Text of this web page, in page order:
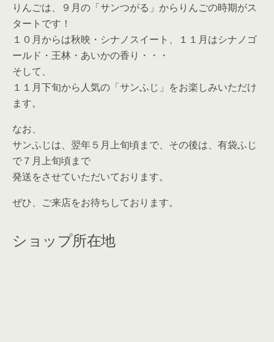
りんごは、９月の「サンつがる」からりんごの時期がス
タートです！
１０月からは秋映・シナノスイート、１１月はシナノゴ
ールド・王林・あいかの香り・・・
そして、
１１月下旬から人気の「サンふじ」をお楽しみいただけ
ます。
なお、
サンふじは、翌年５月上旬頃まで、その後は、有袋ふじ
で７月上旬頃まで
発送をさせていただいております。
ぜひ、ご来店をお待ちしております。
ショップ所在地